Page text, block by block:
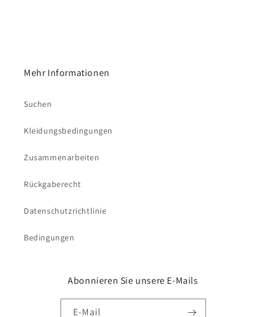
Mehr Informationen
Suchen
Kleidungsbedingungen
Zusammenarbeiten
Rückgaberecht
Datenschutzrichtlinie
Bedingungen
Abonnieren Sie unsere E-Mails
E-Mail